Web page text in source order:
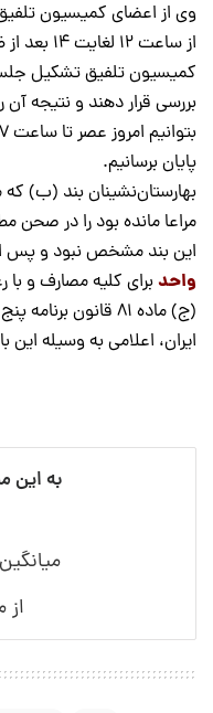
از ساعت
کمیسیون تلفیق تشکیل جلسه
بررسی قرار دهند و نتیجه آن
پایان برسانیم.
مراعا مانده بود را در صحن
این بند مشخص نبود و پس
واحدبرای کلیه مصارف و با
(ج) ماده 81 قانون
ایران، اعلامی به وسیله این
به این